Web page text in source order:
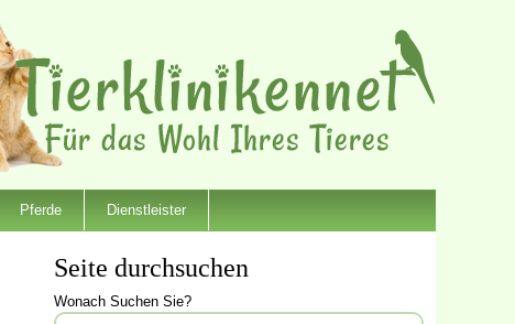
Pferde Dienstleister
Seite durchsuchen
Wonach Suchen Sie?